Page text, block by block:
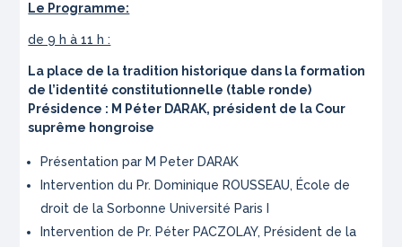
Le Programme:
de 9 h à 11 h :
La place de la tradition historique dans la formation
de l’identité constitutionnelle (table ronde)
Présidence : M Péter DARAK, président de la Cour
suprême hongroise
Présentation par M Peter DARAK
Intervention du Pr. Dominique ROUSSEAU, École de
droit de la Sorbonne Université Paris I
Intervention de Pr. Péter PACZOLAY, Président de la